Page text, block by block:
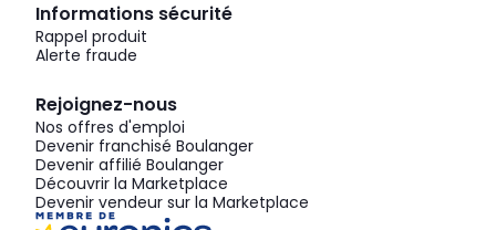
Informations sécurité
Rappel produit
Alerte fraude
Rejoignez-nous
Nos offres d'emploi
Devenir franchisé Boulanger
Devenir affilié Boulanger
Découvrir la Marketplace
Devenir vendeur sur la Marketplace